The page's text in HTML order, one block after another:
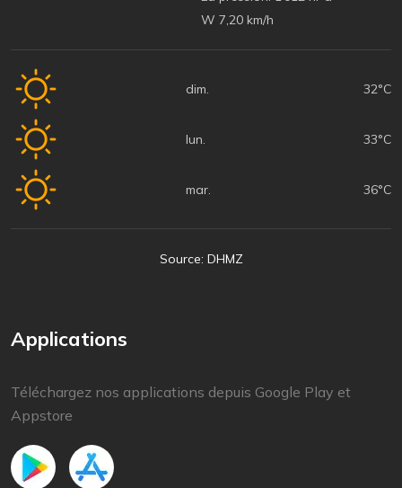
W 7,20 km/h
dim. 32°C
lun. 33°C
mar. 36°C
Source: DHMZ
Applications
Téléchargez nos applications depuis Google Play et
Appstore